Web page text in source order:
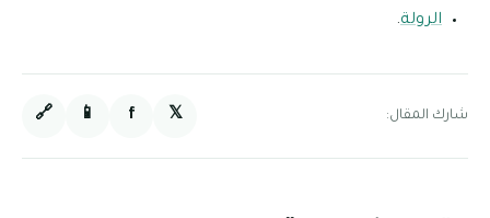
الرولة.
شارك المقال: 𝕏
f
📱
🔗